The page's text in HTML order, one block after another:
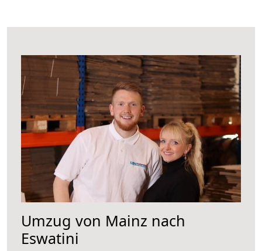
Umzug von Mainz nach
Eswatini